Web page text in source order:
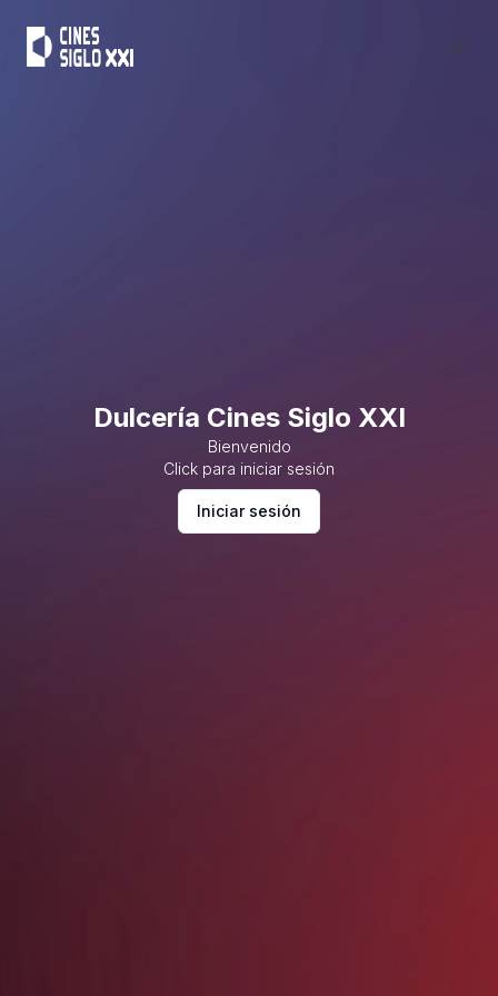
Dulcería Cines Siglo XXI
Bienvenido
Click para iniciar sesión
Iniciar sesión